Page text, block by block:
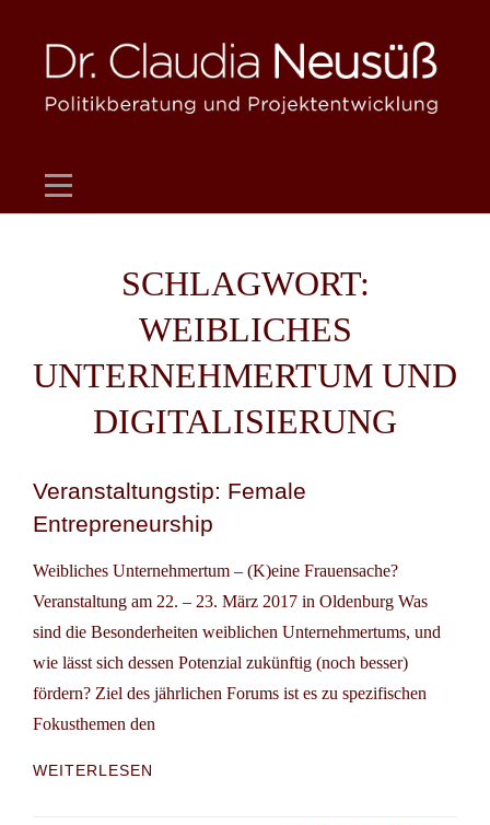
content
SCHLAGWORT:
WEIBLICHES
UNTERNEHMERTUM UND
DIGITALISIERUNG
Veranstaltungstip: Female
Entrepreneurship
Weibliches Unternehmertum – (K)eine Frauensache?
Veranstaltung am 22. – 23. März 2017 in Oldenburg Was
sind die Besonderheiten weiblichen Unternehmertums, und
wie lässt sich dessen Potenzial zukünftig (noch besser)
fördern? Ziel des jährlichen Forums ist es zu spezifischen
Fokusthemen den
WEITERLESEN